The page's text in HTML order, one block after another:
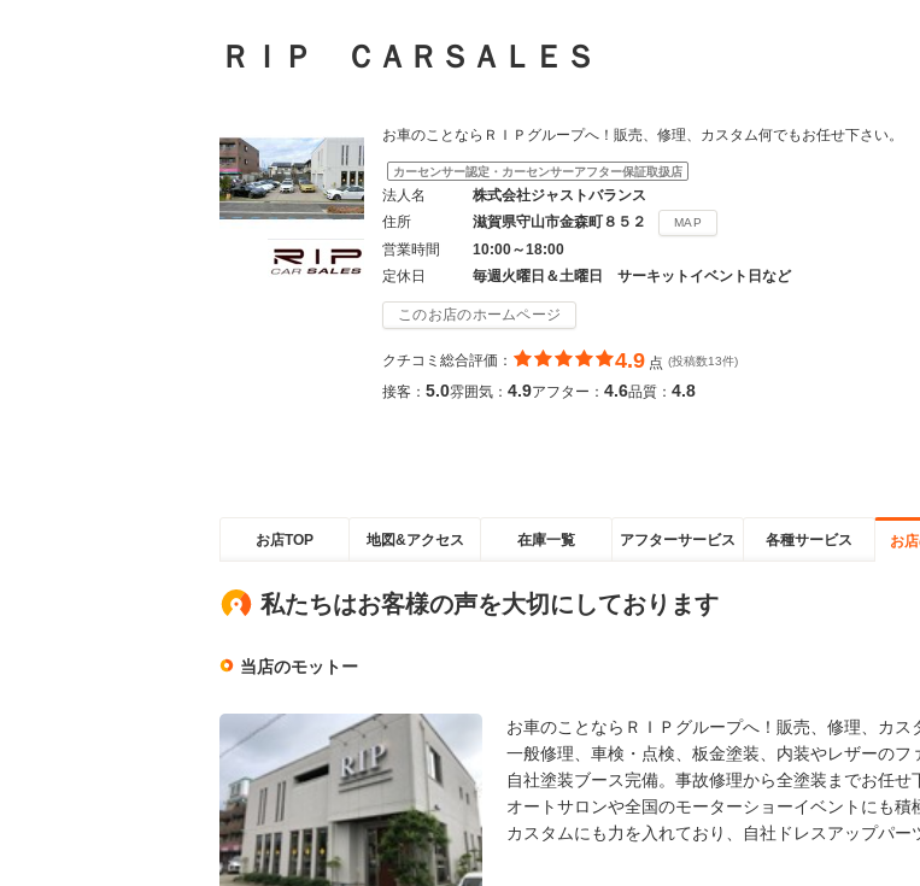
ＲＩＰ ＣＡＲＳＡＬＥＳ
お車のことならＲＩＰグループへ！販売、修理、カスタム何でもお任せ下さい。
カーセンサー認定・カーセンサーアフター保証取扱店
法人名
株式会社ジャストバランス
住所
滋賀県守山市金森町８５２ MAP
営業時間
10:00～18:00
定休日
毎週火曜日＆土曜日 サーキットイベント日など
このお店のホームページ
クチコミ総合評価： 4.9 点 (投稿数13件)
接客： 5.0雰囲気： 4.9アフター： 4.6品質： 4.8
お店TOP 地図&アクセス 在庫一覧 アフターサービス 各種サービス お
私たちはお客様の声を大切にしております
当店のモットー
お車のことならＲＩＰグループへ！販売、修理、カス
一般修理、車検・点検、板金塗装、内装やレザーのフ
自社塗装ブース完備。事故修理から全塗装までお任せ
オートサロンや全国のモーターショーイベントにも積
カスタムにも力を入れており、自社ドレスアップパー